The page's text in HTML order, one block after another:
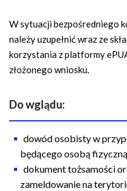
W sytuacji bezpośredniego
należy uzupełnić wraz ze
korzystania z platformy
złożonego wniosku.
Do wglądu:
dowód osobisty w
będącego osobą fizyczną
dokument tożsamości
zameldowanie na